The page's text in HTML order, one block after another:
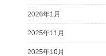
2026年1月
2025年11月
2025年10月